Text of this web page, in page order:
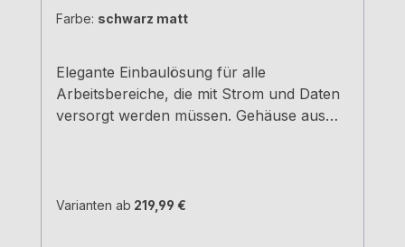
Farbe: schwarz matt
Elegante Einbaulösung für alle
Arbeitsbereiche, die mit Strom und Daten
versorgt werden müssen. Gehäuse aus
Modularadapter RJ453000 mm
Varianten ab 219,99 €